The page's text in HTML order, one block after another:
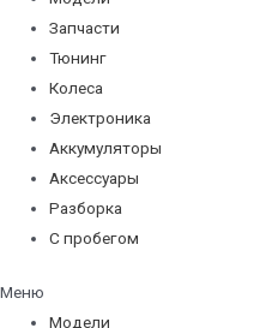
Запчасти
Тюнинг
Колеса
Электроника
Аккумуляторы
Аксессуары
Разборка
С пробегом
Меню
Модели